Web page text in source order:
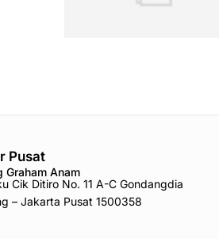
Pusat
Graham Anam
Cik Ditiro No. 11 A-C Gondangdia
– Jakarta Pusat 1500358